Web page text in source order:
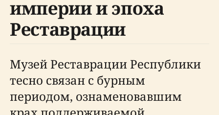
империи и эпоха
Реставрации
Музей Реставрации Республики
тесно связан с бурным
периодом, ознаменовавшим